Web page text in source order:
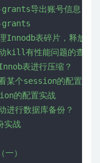
导出账号信息
grants
表碎片，释放空
kill有性能问题的查询
表进行压缩？
个session的配置？
的配置实战
行数据库备份？
实战
）